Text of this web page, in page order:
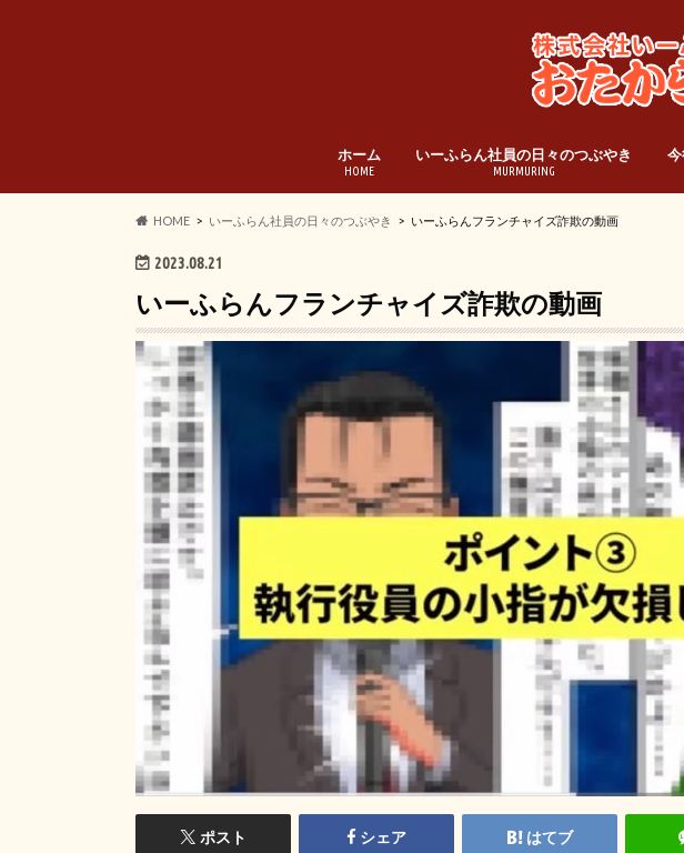
ホーム
HOME
いーふらん社員の日々のつぶやき
MURMURING
HOME いーふらん社員の日々のつぶやき いーふらんフランチャイズ詐欺の動画
2023.08.21
いーふらんフランチャイズ詐欺の動画
ポスト シェア はてブ